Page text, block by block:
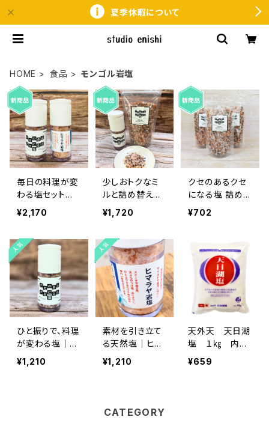
夏季休暇について
HOME 食品 モンゴル岩塩
毎日の料理が変
わる塩セット
ヒマラヤ岩塩と
クセのあるクセ
タイプ
¥2,170
少しおトクなミ
ルと詰め替えセ
ット｜ひと振り
で、料理が変わ
るクセになる塩
｜ミネラルを含
むブレンド岩塩
｜料理の味を引
き立てる食用
塩 詰め替え
用 250ｇ
¥1,720
クセのあるクセ
になる塩 詰め替
え｜ひと振りで、
むブレンド岩塩
｜料理の味を引
き立てる食用
塩 詰め替え
用 1袋：250ｇ
¥702
ひと振りで、料理
が変わる塩｜ク
セのあるクセに
なる塩｜ミネラ
¥1,210
素材を引き立て
る天然塩｜ヒマ
ラヤ岩塩｜天然
ミネラル豊富な
暮らしの調味
料 ミルタイ
¥1,210
天外天 天日湖
塩 １㎏ 内モ
ンゴルで採取さ
¥659
CATEGORY